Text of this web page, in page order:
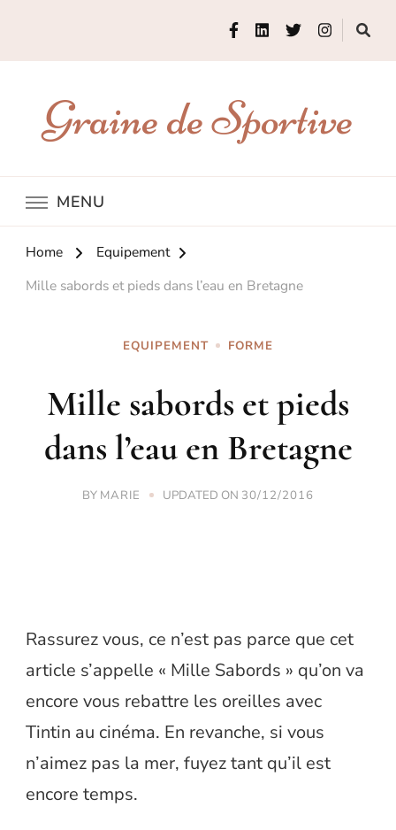
Graine de Sportive
MENU
Home
Equipement
Mille sabords et pieds dans l’eau en Bretagne
EQUIPEMENT FORME
Mille sabords et pieds
dans l’eau en Bretagne
BY MARIE UPDATED ON 30/12/2016
Rassurez vous, ce n’est pas parce que cet
article s’appelle « Mille Sabords » qu’on va
encore vous rebattre les oreilles avec
Tintin au cinéma. En revanche, si vous
n’aimez pas la mer, fuyez tant qu’il est
encore temps.